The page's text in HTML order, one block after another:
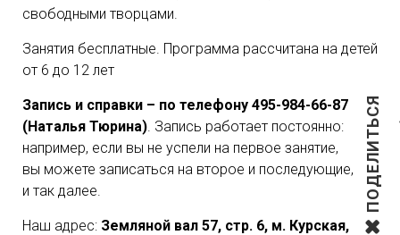
ПОДЕЛИТЬСЯ
свободными творцами.
Занятия бесплатные. Программа рассчитана на детей
от 6 до 12 лет
Запись и справки – по телефону 495-984-66-87
(Наталья Тюрина). Запись работает постоянно:
например, если вы не успели на первое занятие,
вы можете записаться на второе и последующие,
и так далее.
Наш адрес: Земляной вал 57, стр. 6, м. Курская,